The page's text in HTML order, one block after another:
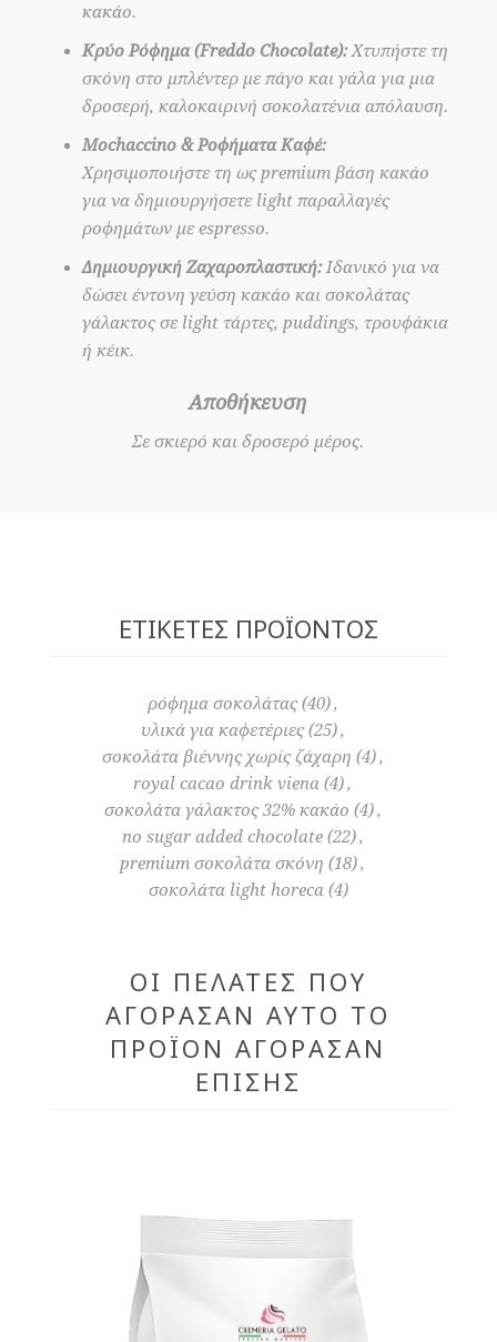
κακάο.
Κρύο Ρόφημα (Freddo Chocolate):Χτυπήστε τη
σκόνη στο μπλέντερ με πάγο και γάλα για μια
δροσερή, καλοκαιρινή σοκολατένια απόλαυση.
Mochaccino & Ροφήματα Καφέ:
Χρησιμοποιήστε τη ως premium βάση κακάο
για να δημιουργήσετε light παραλλαγές
ροφημάτων με espresso.
Δημιουργική Ζαχαροπλαστική:Ιδανικό για να
δώσει έντονη γεύση κακάο και σοκολάτας
γάλακτος σε light τάρτες, puddings, τρουφάκια
ή κέικ.
Αποθήκευση
Σε σκιερό και δροσερό μέρος.
ΕΤΙΚΈΤΕΣ ΠΡΟΪΌΝΤΟΣ
ρόφημα σοκολάτας (40),
υλικά για καφετέριες (25),
σοκολάτα βιέννης χωρίς ζάχαρη (4),
royal cacao drink viena (4),
σοκολάτα γάλακτος 32% κακάο (4),
no sugar added chocolate (22),
premium σοκολάτα σκόνη (18),
σοκολάτα light horeca (4)
ΟΙ ΠΕΛΆΤΕΣ ΠΟΥ
ΑΓΌΡΑΣΑΝ ΑΥΤΌ ΤΟ
ΠΡΟΪΌΝ ΑΓΌΡΑΣΑΝ
ΕΠΊΣΗΣ